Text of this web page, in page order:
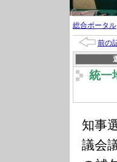
総合ポータル
前の
統一
知事
議会